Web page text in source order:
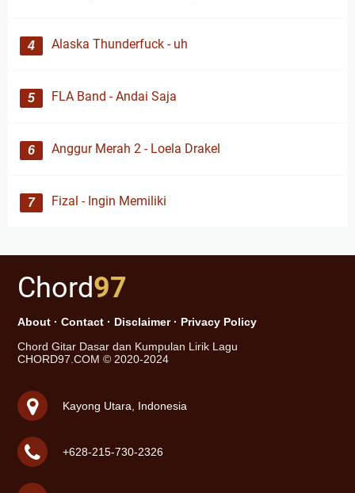
Alaska Thunderfuck - uh
FLA Band - Andai Saja
Anggur Merah 2 - Loela Drakel
Fizal - Ingin Memiliki
Chord97
About · Contact · Disclaimer· Privacy Policy
Chord Gitar Dasar dan Kumpulan Lirik Lagu
CHORD97.COM © 2020-2024
Kayong Utara, Indonesia
+628-215-730-2326